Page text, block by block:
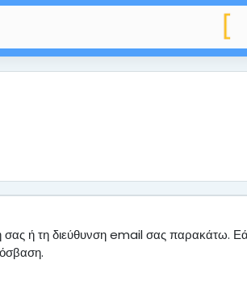
ή τη διεύθυνση email σας παρακάτω.